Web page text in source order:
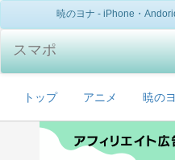
暁のヨナ - iPhone・
スマポ
トップ アニメ 暁の